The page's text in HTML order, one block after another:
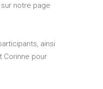
notre page
ainsi
Corinne pour